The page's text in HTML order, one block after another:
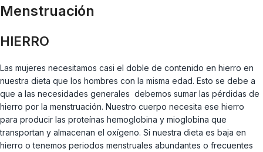
Menstruación
HIERRO
Las mujeres necesitamos casi el doble de contenido en hierro en
nuestra dieta que los hombres con la misma edad. Esto se debe a
que a las necesidades generales debemos sumar las pérdidas de
hierro por la menstruación. Nuestro cuerpo necesita ese hierro
para producir las proteínas hemoglobina y mioglobina que
transportan y almacenan el oxígeno. Si nuestra dieta es baja en
hierro o tenemos periodos menstruales abundantes o frecuentes